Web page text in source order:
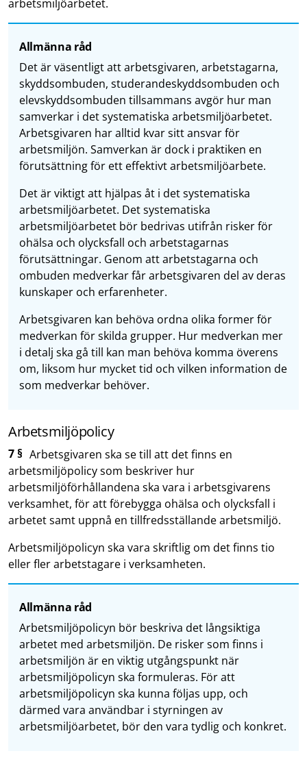
arbetsmiljöarbetet.
Allmänna råd
Det är väsentligt att arbetsgivaren, arbetstagarna,
skyddsombuden, studerandeskyddsombuden och
elevskyddsombuden tillsammans avgör hur man
samverkar i det systematiska arbetsmiljöarbetet.
Arbetsgivaren har alltid kvar sitt ansvar för
arbetsmiljön. Samverkan är dock i praktiken en
förutsättning för ett effektivt arbetsmiljöarbete.
Det är viktigt att hjälpas åt i det systematiska
arbetsmiljöarbetet. Det systematiska
arbetsmiljöarbetet bör bedrivas utifrån risker för
ohälsa och olycksfall och arbetstagarnas
förutsättningar. Genom att arbetstagarna och
ombuden medverkar får arbetsgivaren del av deras
kunskaper och erfarenheter.
Arbetsgivaren kan behöva ordna olika former för
medverkan för skilda grupper. Hur medverkan mer
i detalj ska gå till kan man behöva komma överens
om, liksom hur mycket tid och vilken information de
som medverkar behöver.
Arbetsmiljöpolicy
7 § Arbetsgivaren ska se till att det finns en
arbetsmiljöpolicy som beskriver hur
arbetsmiljöförhållandena ska vara i arbetsgivarens
verksamhet, för att förebygga ohälsa och olycksfall i
arbetet samt uppnå en tillfredsställande arbetsmiljö.
Arbetsmiljöpolicyn ska vara skriftlig om det finns tio
eller fler arbetstagare i verksamheten.
Allmänna råd
Arbetsmiljöpolicyn bör beskriva det långsiktiga
arbetet med arbetsmiljön. De risker som finns i
arbetsmiljön är en viktig utgångspunkt när
arbetsmiljöpolicyn ska formuleras. För att
arbetsmiljöpolicyn ska kunna följas upp, och
därmed vara användbar i styrningen av
arbetsmiljöarbetet, bör den vara tydlig och konkret.